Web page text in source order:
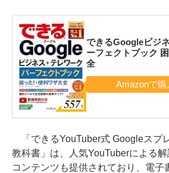
できるGoogleビジ
ーフェクトブック
全
「できるYouTuber式 Googleスプ
教科書」は、人気YouTuberによる
コンテンツも提供されており、電子